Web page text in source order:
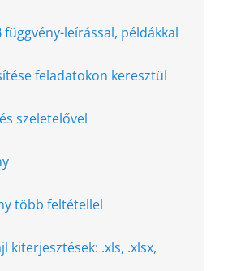
függvény-leírással, példákkal
feladatokon keresztül
szeletelővel
több feltétellel
kiterjesztések: .xls, .xlsx,